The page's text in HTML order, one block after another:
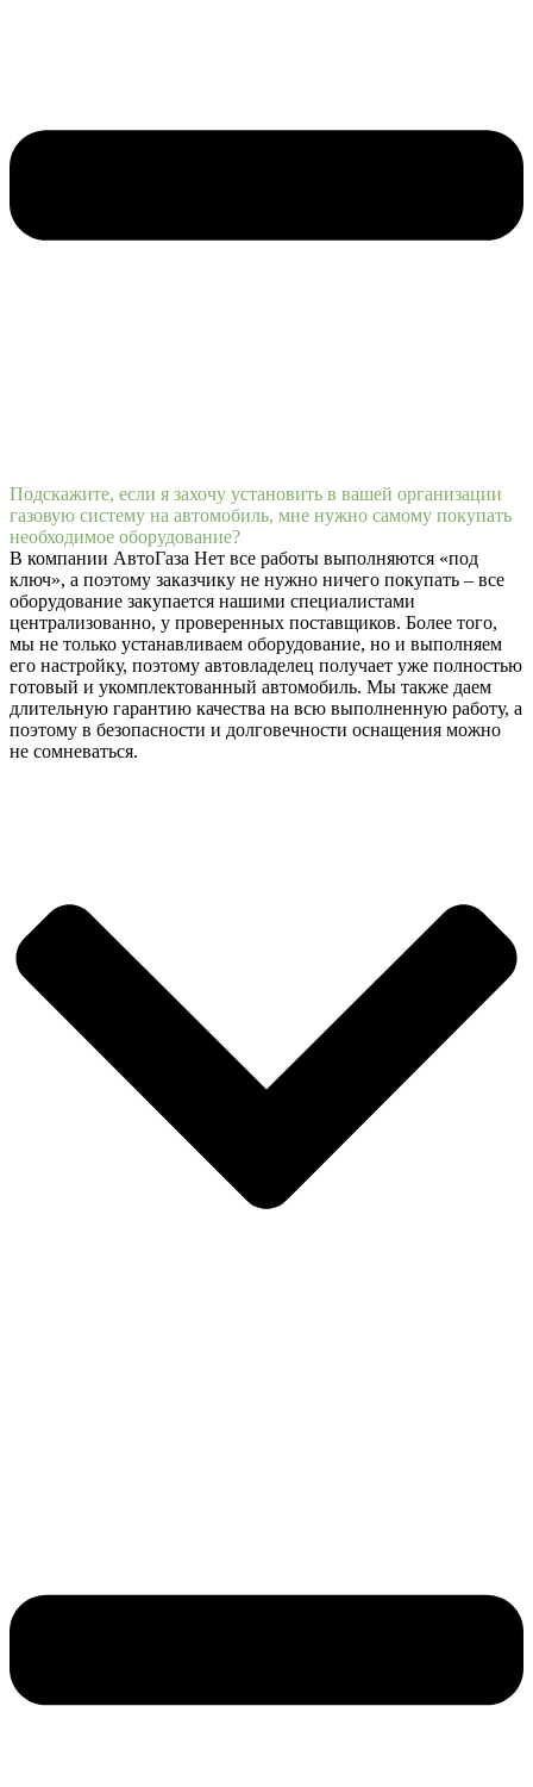
Подскажите, если я захочу установить в вашей организации
газовую систему на автомобиль, мне нужно самому покупать
необходимое оборудование?
В компании АвтоГаза Нет все работы выполняются «под
ключ», а поэтому заказчику не нужно ничего покупать – все
оборудование закупается нашими специалистами
централизованно, у проверенных поставщиков. Более того,
мы не только устанавливаем оборудование, но и выполняем
его настройку, поэтому автовладелец получает уже полностью
готовый и укомплектованный автомобиль. Мы также даем
длительную гарантию качества на всю выполненную работу, а
поэтому в безопасности и долговечности оснащения можно
не сомневаться.